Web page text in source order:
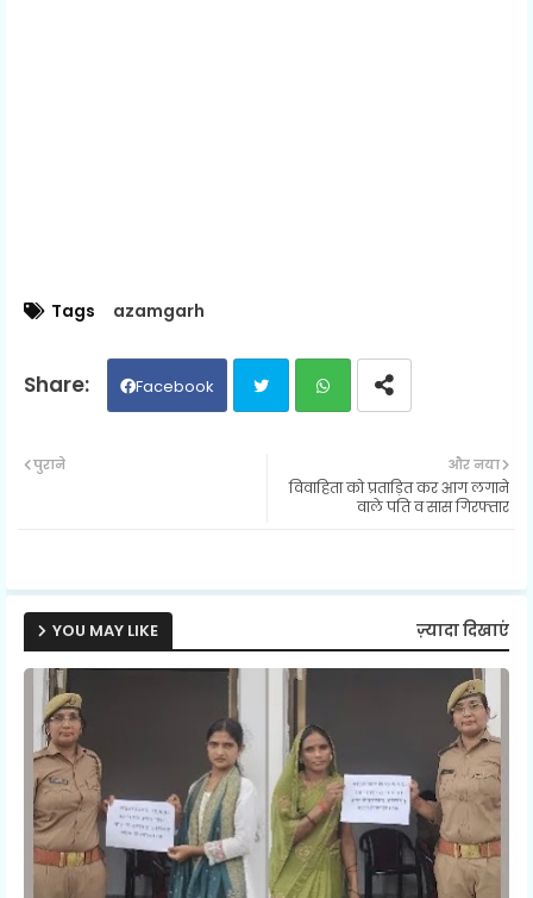
Tags azamgarh
Facebook
ats
p
और नया
विवाहिता को प्रताड़ित कर आग लगाने
वाले पति व सास गिरफ्तार
पुराने
YOU MAY LIKE ज़्यादा दिखाएं